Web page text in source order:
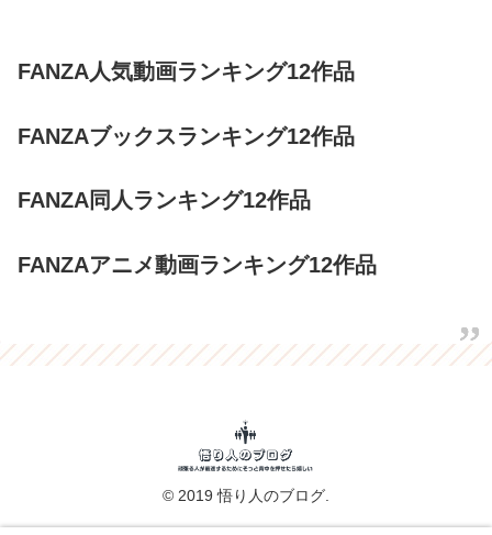
FANZA人気動画ランキング12作品
FANZAブックスランキング12作品
FANZA同人ランキング12作品
FANZAアニメ動画ランキング12作品
© 2019 悟り人のブログ.